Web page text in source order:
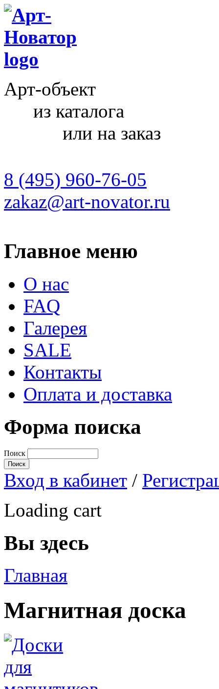
Арт-объект
из каталога
или на заказ
8 (495) 960-76-05
zakaz@art-novator.ru
Главное меню
О нас
FAQ
Галерея
SALE
Контакты
Оплата и доставка
Форма поиска
Поиск
Вход в кабинет /
Loading cart
Вы здесь
Главная
Магнитная доска